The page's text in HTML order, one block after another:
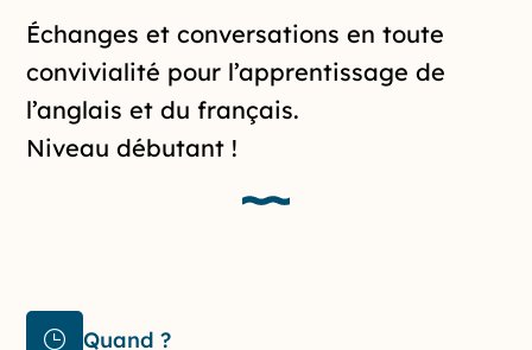
Quand ?
Introduction de la page
Échanges et conversations en toute
convivialité pour l’apprentissage de
l’anglais et du français.
Niveau débutant !